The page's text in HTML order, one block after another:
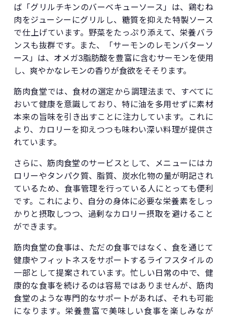
ば「グリルチキンのバーベキューソース」は、鶏むね
肉をジューシーにグリルし、糖質を抑えた特製ソース
で仕上げています。野菜をたっぷり添えて、栄養バラ
ンスも抜群です。また、「サーモンのレモンバターソ
ース」は、オメガ3脂肪酸を豊富に含むサーモンを使用
し、爽やかなレモンの香りが食欲をそそります。
筋肉食堂では、食材の選定から調理法まで、すべてに
おいて健康を意識しており、特に油を多用せずに素材
本来の旨味を引き出すことに注力しています。これに
より、カロリーを抑えつつも味わい深い料理が提供さ
れています。
さらに、筋肉食堂のサービスとして、メニューにはカ
ロリーやタンパク質、脂質、炭水化物の量が明記され
ているため、食事管理を行っている人にとっても便利
です。これにより、自分の身体に必要な栄養素をしっ
かりと摂取しつつ、過剰なカロリー摂取を避けること
ができます。
筋肉食堂の食事は、ただの食事ではなく、食を通じて
健康やフィットネスをサポートするライフスタイルの
一部として提案されています。忙しい日常の中で、健
康的な食事を続けるのは容易ではありませんが、筋肉
食堂のような専門的なサポートがあれば、それも可能
になります。栄養豊富で美味しい食事を楽しみなが